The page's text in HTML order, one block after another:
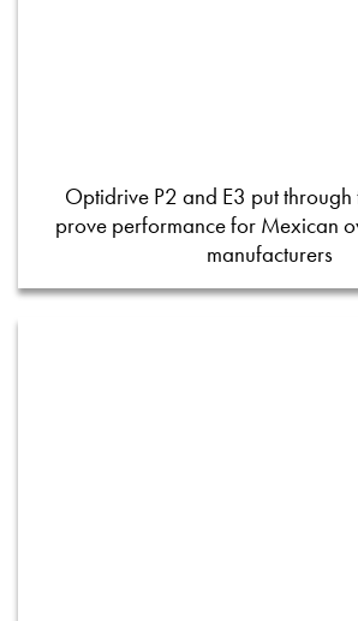
Optidrive P2 and E3 put through
prove performance for Mexican
manufacturers